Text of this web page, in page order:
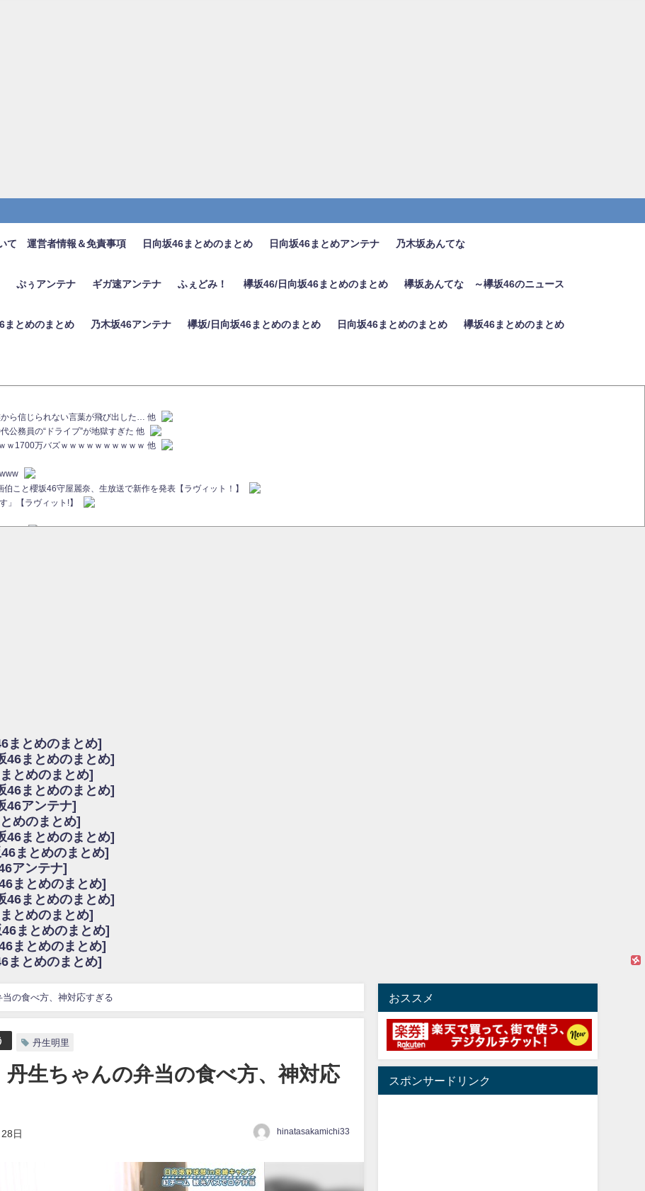
て 運営者情報＆免責事項 日向坂46まとめのまとめ 日向坂46まとめアンテナ 乃木坂あんてな
ぷぅアンテナ ギガ速アンテナ ふぇどみ！ 欅坂46/日向坂46まとめのまとめ 欅坂あんてな ～欅坂46のニュース
まとめのまとめ 乃木坂46アンテナ 欅坂/日向坂46まとめのまとめ 日向坂46まとめのまとめ 欅坂46まとめのまとめ
ら信じられない言葉が飛び出した… 他
務員の“ドライブ”が地獄すぎた 他
ｗ1700万バズｗｗｗｗｗｗｗｗｗｗ 他
こと櫻坂46守屋麗奈、生放送で新作を発表【ラヴィット！】
」【ラヴィット!】
バッハ！』ミーグリ日程がこちら
れはマジギレしてる
ット!】
ックアップ / 良い品揃え！櫻坂46 12thシングル『Make or Break』オフィシャルグッズ絶賛販売受付中
ッハ！』ミーグリ日程がこちら
で見かけるな
Make or Break』オフィシャルグッズ解禁
レしてる
ックアップ / れなッピーズ集結！櫻坂46守屋麗奈×遠藤理子、8/6「ラヴィット！」水曜スタジオ出演決定
う！？
う！？
！』ミーグリ日程がこちら
ックアップ / 日向坂46卒業後初共演！佐々木久美さん、師匠オードリー若林さんと再会した結果･･･【激レアさんを連れてきた。】
時代だと話題に
考案グッズ＆生写真5種が公開される
2022.3.22 17:15〜 SHOWROOM】
とう×いちごみるく×マヨラー星人 と同じと考えてよろしいですか？
ン.gif
ｗｗｗｗｗｗｗｗｗ
けまくったうちの息子が団地住みの貧乏に学歴で負けた」
まとめのまとめ]
46まとめのまとめ]
とめのまとめ]
46まとめのまとめ]
46アンテナ]
めのまとめ]
46まとめのまとめ]
まとめのまとめ]
アンテナ]
まとめのまとめ]
46まとめのまとめ]
とめのまとめ]
まとめのまとめ]
まとめのまとめ]
まとめのまとめ]
当の食べ方、神対応すぎる
丹生明里
丹生ちゃんの弁当の食べ方、神対応
日 hinatasakamichi33
おススメ
スポンサードリンク